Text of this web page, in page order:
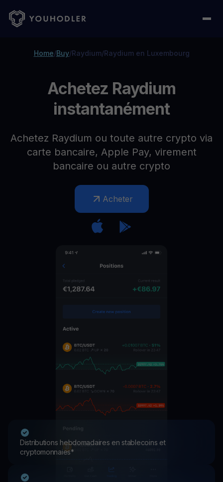
Home/Buy/Raydium/Raydium en Luxembourg
Achetez Raydium
instantanément
Achetez Raydium ou toute autre crypto via
carte bancaire, Apple Pay, virement
bancaire ou autre crypto
Acheter
Distributions hebdomadaires en stablecoins et
cryptomonnaies*